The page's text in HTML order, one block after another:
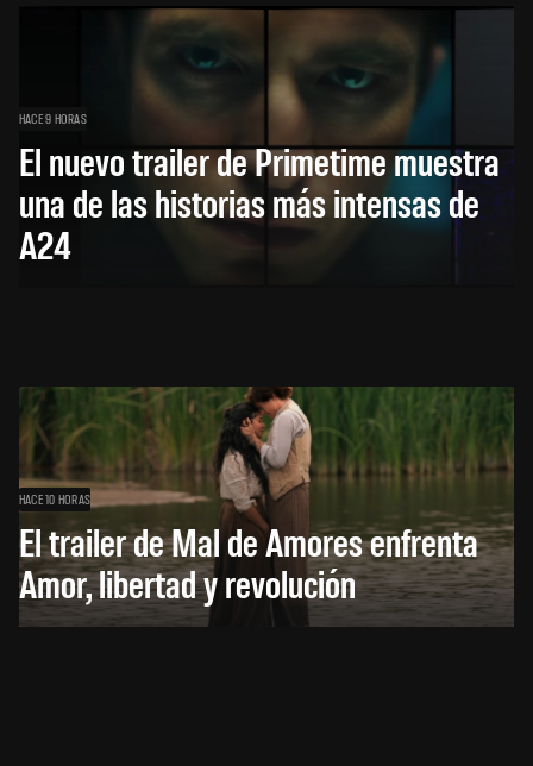
HACE 9 HORAS
El nuevo trailer de Primetime muestra
una de las historias más intensas de
A24
HACE 10 HORAS
El trailer de Mal de Amores enfrenta
Amor, libertad y revolución